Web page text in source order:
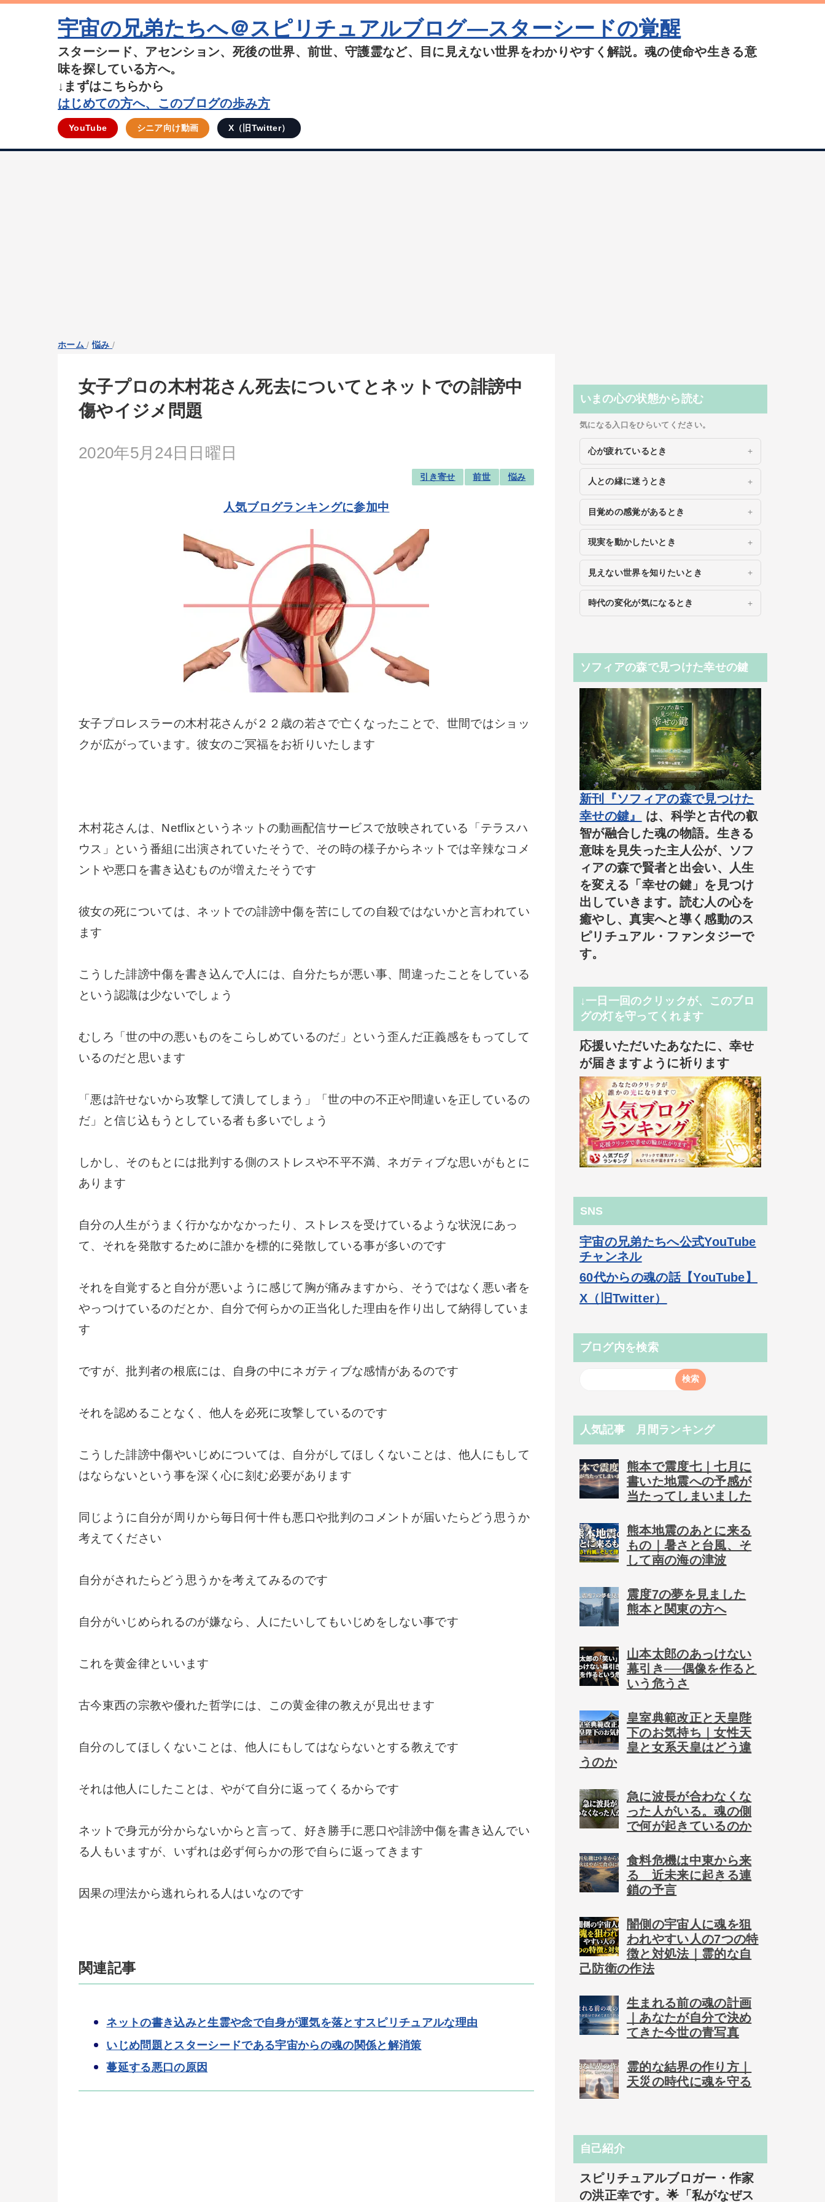
宇宙の兄弟たちへ＠スピリチュアルブログ―スターシードの覚醒
スターシード、アセンション、死後の世界、前世、守護霊など、目に見えない世界をわかりやすく解説。魂の使命や生きる意
味を探している方へ。
↓まずはこちらから
はじめての方へ、このブログの歩み方
YouTube シニア向け動画 X（旧Twitter）
ホーム /悩み /
女子プロの木村花さん死去についてとネットでの誹謗中
傷やイジメ問題
2020年5月24日日曜日
引き寄せ 前世 悩み
人気ブログランキングに参加中
女子プロレスラーの木村花さんが２２歳の若さで亡くなったことで、世間ではショッ
クが広がっています。彼女のご冥福をお祈りいたします
木村花さんは、Netflixというネットの動画配信サービスで放映されている「テラスハ
ウス」という番組に出演されていたそうで、その時の様子からネットでは辛辣なコメ
ントや悪口を書き込むものが増えたそうです
彼女の死については、ネットでの誹謗中傷を苦にしての自殺ではないかと言われてい
ます
こうした誹謗中傷を書き込んで人には、自分たちが悪い事、間違ったことをしている
という認識は少ないでしょう
むしろ「世の中の悪いものをこらしめているのだ」という歪んだ正義感をもってして
いるのだと思います
「悪は許せないから攻撃して潰してしまう」「世の中の不正や間違いを正しているの
だ」と信じ込もうとしている者も多いでしょう
しかし、そのもとには批判する側のストレスや不平不満、ネガティブな思いがもとに
あります
自分の人生がうまく行かなかなかったり、ストレスを受けているような状況にあっ
て、それを発散するために誰かを標的に発散している事が多いのです
それを自覚すると自分が悪いように感じて胸が痛みますから、そうではなく悪い者を
やっつけているのだとか、自分で何らかの正当化した理由を作り出して納得していま
す
ですが、批判者の根底には、自身の中にネガティブな感情があるのです
それを認めることなく、他人を必死に攻撃しているのです
こうした誹謗中傷やいじめについては、自分がしてほしくないことは、他人にもして
はならないという事を深く心に刻む必要があります
同じように自分が周りから毎日何十件も悪口や批判のコメントが届いたらどう思うか
考えてください
自分がされたらどう思うかを考えてみるのです
自分がいじめられるのが嫌なら、人にたいしてもいじめをしない事です
これを黄金律といいます
古今東西の宗教や優れた哲学には、この黄金律の教えが見出せます
自分のしてほしくないことは、他人にもしてはならないとする教えです
それは他人にしたことは、やがて自分に返ってくるからです
ネットで身元が分からないからと言って、好き勝手に悪口や誹謗中傷を書き込んでい
る人もいますが、いずれは必ず何らかの形で自らに返ってきます
因果の理法から逃れられる人はいなのです
関連記事
ネットの書き込みと生霊や念で自身が運気を落とすスピリチュアルな理由
いじめ問題とスターシードである宇宙からの魂の関係と解消策
蔓延する悪口の原因
いまの心の状態から読む
気になる入口をひらいてください。
心が疲れているとき
人との縁に迷うとき
目覚めの感覚があるとき
現実を動かしたいとき
見えない世界を知りたいとき
時代の変化が気になるとき
ソフィアの森で見つけた幸せの鍵
新刊『ソフィアの森で見つけた
幸せの鍵』
は、科学と古代の叡
智が融合した魂の物語。生きる
意味を見失った主人公が、ソフ
ィアの森で賢者と出会い、人生
を変える「幸せの鍵」を見つけ
出していきます。読む人の心を
癒やし、真実へと導く感動のス
ピリチュアル・ファンタジーで
す。
↓一日一回のクリックが、このブロ
グの灯を守ってくれます
応援いただいたあなたに、幸せ
が届きますように祈ります
SNS
宇宙の兄弟たちへ公式YouTube
チャンネル
60代からの魂の話【YouTube】
X（旧Twitter）
ブログ内を検索
人気記事 月間ランキング
熊本で震度七｜七月に
書いた地震への予感が
当たってしまいました
熊本地震のあとに来る
もの｜暑さと台風、そ
して南の海の津波
震度7の夢を見ました
熊本と関東の方へ
山本太郎のあっけない
幕引き──偶像を作ると
いう危うさ
皇室典範改正と天皇陛
下のお気持ち｜女性天
皇と女系天皇はどう違
うのか
急に波長が合わなくな
った人がいる。魂の側
で何が起きているのか
食料危機は中東から来
る 近未来に起きる連
鎖の予言
闇側の宇宙人に魂を狙
われやすい人の7つの特
徴と対処法｜霊的な自
己防衛の作法
生まれる前の魂の計画
｜あなたが自分で決め
てきた今世の青写真
霊的な結界の作り方｜
天災の時代に魂を守る
自己紹介
スピリチュアルブロガー・作家
の洪正幸です。🌟「私がなぜス